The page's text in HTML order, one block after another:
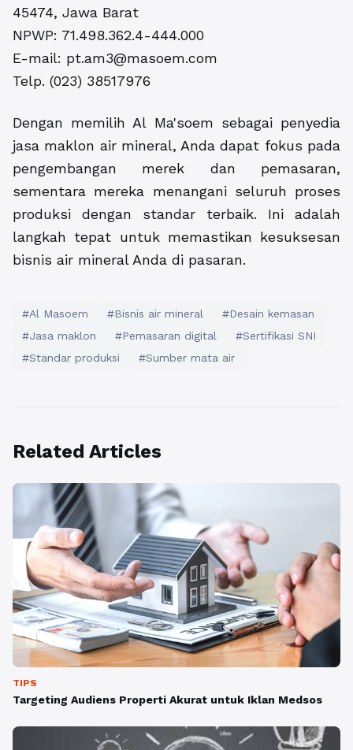
45474, Jawa Barat
NPWP: 71.498.362.4-444.000
E-mail: pt.am3@masoem.com
Telp. (023) 38517976
Dengan memilih Al Ma'soem sebagai penyedia
jasa maklon air mineral, Anda dapat fokus pada
pengembangan merek dan pemasaran,
sementara mereka menangani seluruh proses
produksi dengan standar terbaik. Ini adalah
langkah tepat untuk memastikan kesuksesan
bisnis air mineral Anda di pasaran.
#Al Masoem #Bisnis air mineral
#Desain kemasan
#Jasa maklon
#Pemasaran digital
#Sertifikasi SNI
#Standar produksi
#Sumber mata air
Related Articles
TIPS
Targeting Audiens Properti Akurat untuk Iklan Medsos